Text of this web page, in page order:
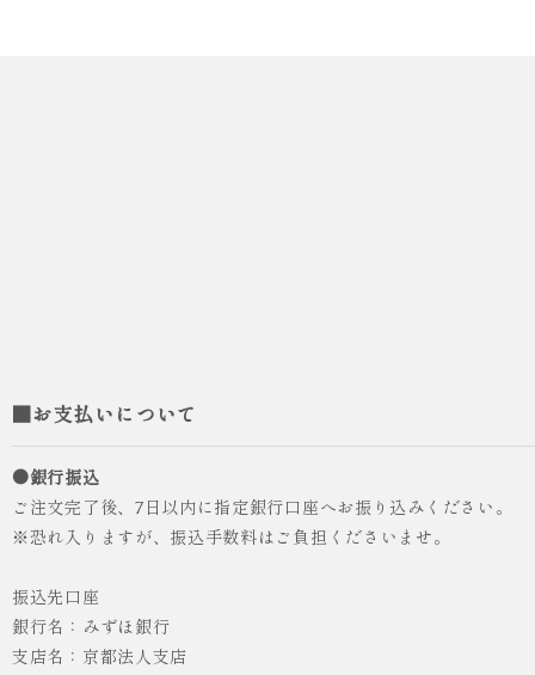
■お支払いについて
●銀行振込
ご注文完了後、7日以内に指定銀行口座へお振り込みください。
※恐れ入りますが、振込手数料はご負担くださいませ。
振込先口座
銀行名：みずほ銀行
支店名：京都法人支店